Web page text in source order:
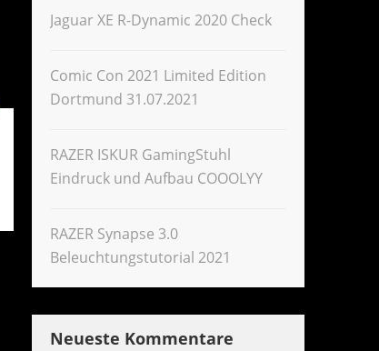
Jaguar XE R-Dynamic 2020 Check
Comic Con 2021 Limited Edition
Dortmund 31.07.2021
RAZER ISKUR GamingStuhl
Eindruck und Aufbau COOOLYY
RAZER Synapse 3.0
Beleuchtungstutorial 2021
Neueste Kommentare